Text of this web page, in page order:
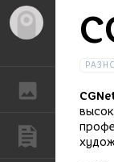
Гость
ГАЛЕРЕЯ